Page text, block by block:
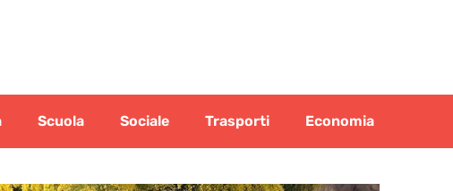
Scuola Sociale Trasporti Economia